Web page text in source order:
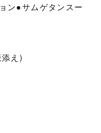
ン●サムゲタンスー
え)